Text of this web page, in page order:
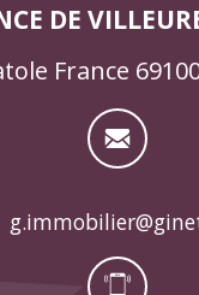
DE
France